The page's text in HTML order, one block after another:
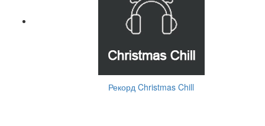
Рекорд Christmas Chill